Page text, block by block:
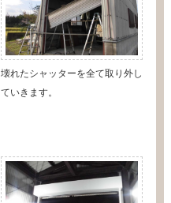
壊れたシャッターを全て取り外し
ていきます。